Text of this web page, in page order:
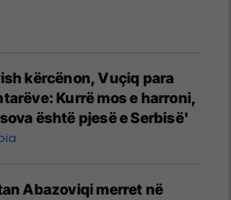
kërcënon, Vuçiq para
Kurrë mos e harroni,
është pjesë e Serbisë'
Abazoviqi merret në